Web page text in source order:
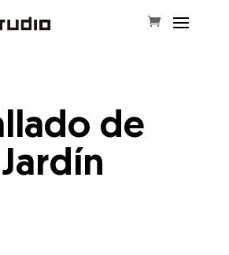
de
Jardín